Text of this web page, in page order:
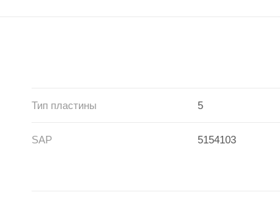
Тип пластины 5
SAP 5154103